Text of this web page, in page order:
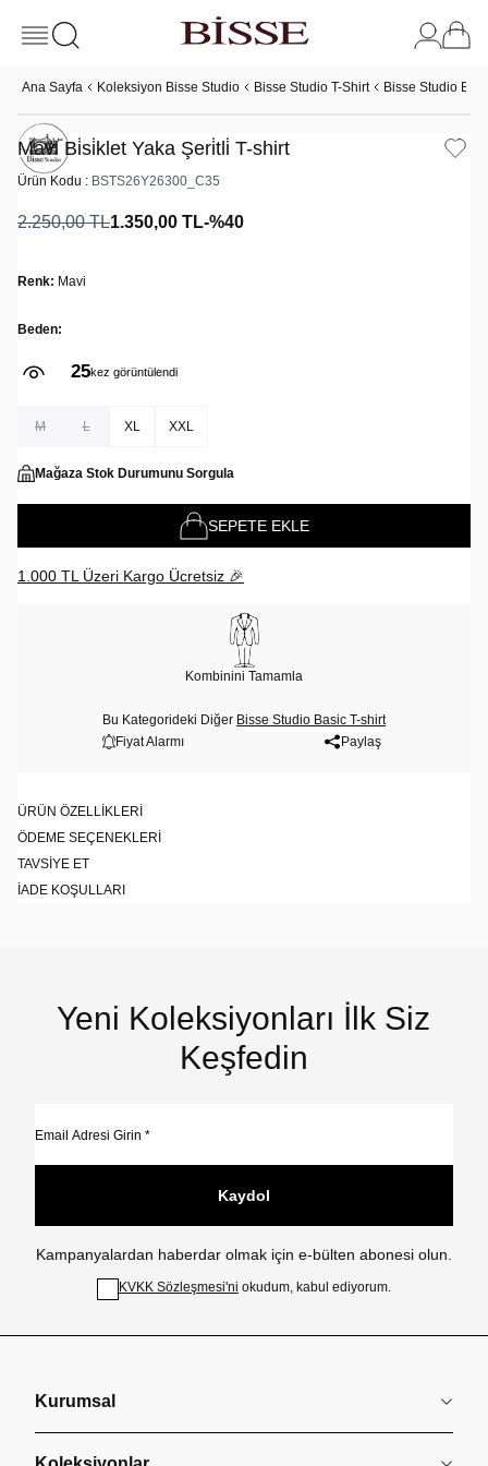
Ana Sayfa Koleksiyon Bisse Studio Bisse Studio T-Shirt Bisse Studio
Mavi Bi̇si̇klet Yaka Şeri̇tli̇ T-shirt
Ürün Kodu : BSTS26Y26300_C35
2.250,00TL1.350,00 TL-%40
Renk: Mavi
Beden:
25kez görüntülendi
M L XL XXL
Mağaza Stok Durumunu Sorgula
SEPETE EKLE
1.000 TL Üzeri Kargo Ücretsiz 🎉
Kombinini Tamamla
Bu Kategorideki Diğer Bisse Studio Basic T-shirt
Fiyat Alarmı
Paylaş
ÜRÜN ÖZELLIKLERI
ÖDEME SEÇENEKLERI
TAVSIYE ET
İADE KOŞULLARI
Yeni Koleksiyonları İlk Siz
Keşfedin
Kaydol
Kampanyalardan haberdar olmak için e-bülten abonesi olun.
KVKK Sözleşmesi'ni okudum, kabul ediyorum.
Kurumsal